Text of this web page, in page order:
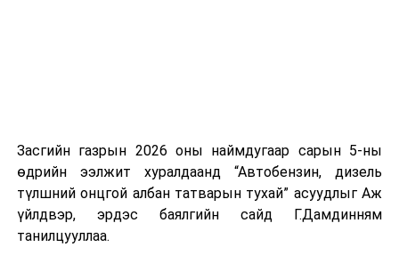
Засгийн газрын 2026 оны наймдугаар сарын 5-ны
өдрийн ээлжит хуралдаанд “Автобензин, дизель
түлшний онцгой албан татварын тухай” асуудлыг Аж
үйлдвэр, эрдэс баялгийн сайд Г.Дамдинням
танилцууллаа.